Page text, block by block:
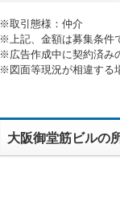
※取引態様：仲介
※上記、金額は募集条件
※広告作成中に契約済み
※図面等現況が相違する
大阪御堂筋ビルの